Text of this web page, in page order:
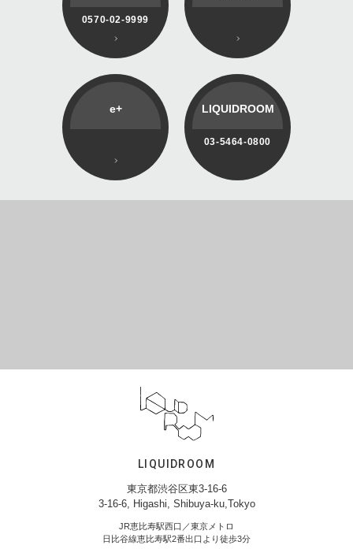
0570-02-9999
e+ LIQUIDROOM
03-5464-0800
LIQUIDROOM
東京都渋谷区東3-16-6
3-16-6, Higashi, Shibuya-ku,Tokyo
JR恵比寿駅西口／東京メトロ
日比谷線恵比寿駅2番出口より徒歩3分